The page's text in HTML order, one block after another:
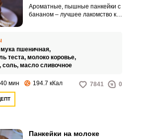
Ароматные, пышные панкейки с
бананом – лучшее лакомство к
просто великолепно!
мука пшеничная,
теста, молоко коровье,
соль, масло сливочное
40 мин 194.7 кКал 7841 0
Панкейки на молоке